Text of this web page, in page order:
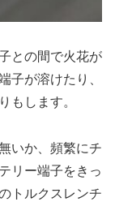
との間で火花が
子が溶けたり、
もします。
いか、頻繁にチ
リー端子をきっ
トルクスレンチ